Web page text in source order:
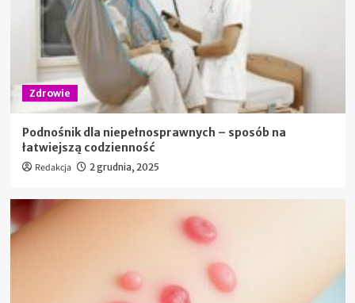
Zdrowie
Podnośnik dla niepełnosprawnych – sposób na
łatwiejszą codzienność
Redakcja 2 grudnia, 2025